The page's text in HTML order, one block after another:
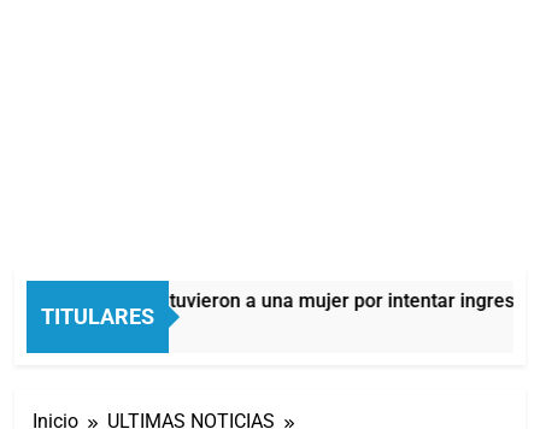
TITULARES
Quilmes: detuvieron a una mujer por intentar ingresar
4 Horas Atrás
Inicio
ULTIMAS NOTICIAS